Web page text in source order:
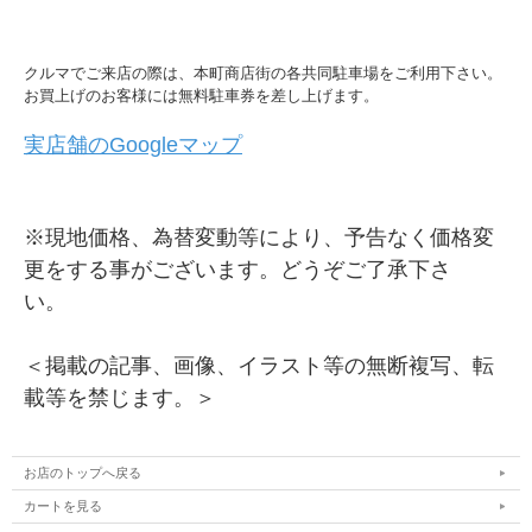
クルマでご来店の際は、本町商店街の各共同駐車場をご利用下さい。
お買上げのお客様には無料駐車券を差し上げます。
実店舗のGoogleマップ
※現地価格、為替変動等により、予告なく価格変
更をする事がございます。どうぞご了承下さ
い。
＜掲載の記事、画像、イラスト等の無断複写、転
載等を禁じます。＞
お店のトップへ戻る
カートを見る